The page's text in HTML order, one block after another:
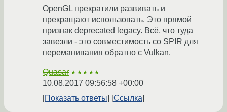
OpenGL прекратили развивать и
прекращают использовать. Это прямой
признак deprecated legacy. Всё, что туда
завезли - это совместимость со SPIR для
переманивания обратно с Vulkan.
Quasar ★★★★★
10.08.2017 09:56:58 +00:00
Показать ответы
Ссылка